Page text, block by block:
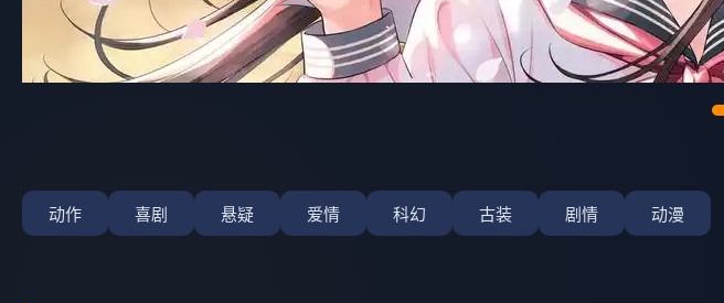
动作 喜剧 悬疑 爱情 科幻 古装 剧情 动漫